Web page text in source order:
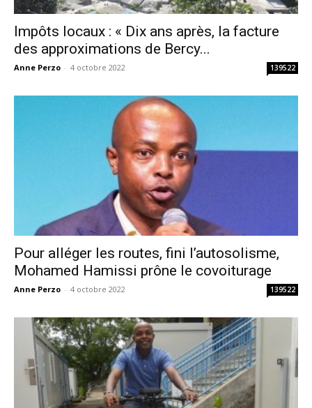
Impôts locaux : « Dix ans après, la facture
des approximations de Bercy...
Anne Perzo - 4 octobre 2022 139522
Pour alléger les routes, fini l’autosolisme,
Mohamed Hamissi prône le covoiturage
Anne Perzo - 4 octobre 2022 139522